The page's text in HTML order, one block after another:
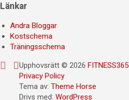
Länkar
Andra Bloggar
Kostschema
Träningsschema
Upphovsrätt © 2026 FITNESS365
Privacy Policy
Tema av: Theme Horse
Drivs med: WordPress